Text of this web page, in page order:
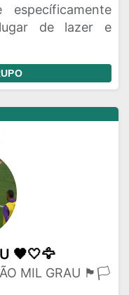
de lazer e
🖤🤍🦅
MIL GRAU 🏴🏳️